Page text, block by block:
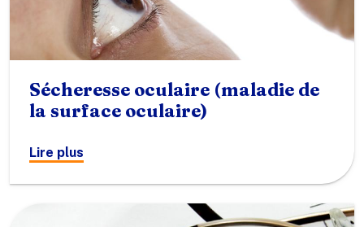
Sécheresse oculaire (maladie de
la surface oculaire)
Lire plus